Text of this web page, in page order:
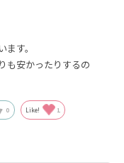
す。
も安かったりするの
0 Like! 1